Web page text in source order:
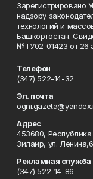
Зарегистрировано
надзору
технологий и
Башкортостан.
№ТУ02-01423 от 26
Телефон
(347) 522-14-32
Эл. почта
Адрес
453680,
Зилаир, ул.
Рекламная служба
(347) 522-14-86